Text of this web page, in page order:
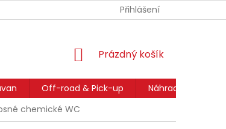
ÚDAJŮ VELKOOBCHOD
Přihlášení
NÁKUPNÍ
Prázdný košík
Off-road & Pick-up
Náhradní díly
chemické WC